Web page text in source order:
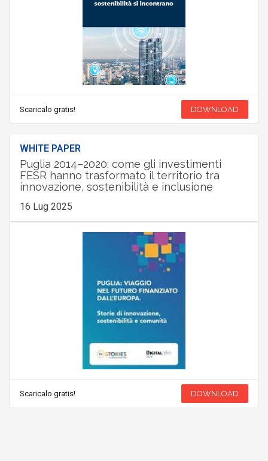
Scaricalo gratis! DOWNLOAD
WHITE PAPER
Puglia 2014–2020: come gli investimenti
FESR hanno trasformato il territorio tra
innovazione, sostenibilità e inclusione
16 Lug 2025
Scaricalo gratis! DOWNLOAD